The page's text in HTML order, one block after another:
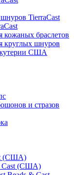
TierraCast
кожаных браслетов
круглых шнуров
США
и стразов
(США)
Cast (США)